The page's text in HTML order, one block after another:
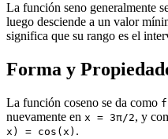
La función seno generalmente
luego desciende a un valor
significa que su rango es el
Forma y
La función coseno se da como
nuevamente en x = 3π/2, y
x) = cos(x) .